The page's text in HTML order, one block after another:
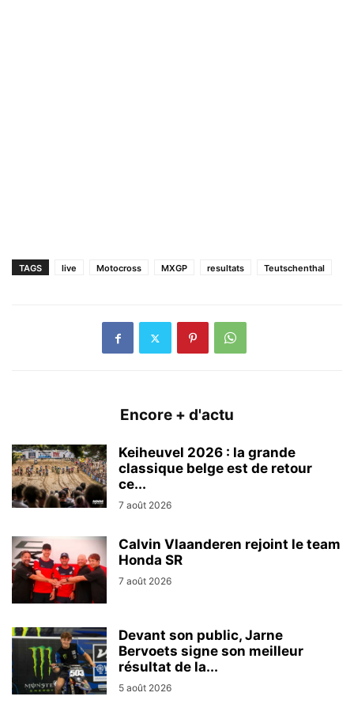
TAGS live Motocross MXGP resultats Teutschenthal
Encore + d'actu
Keiheuvel 2026 : la grande
classique belge est de retour
ce...
7 août 2026
Calvin Vlaanderen rejoint le team
Honda SR
7 août 2026
Devant son public, Jarne
Bervoets signe son meilleur
résultat de la...
5 août 2026